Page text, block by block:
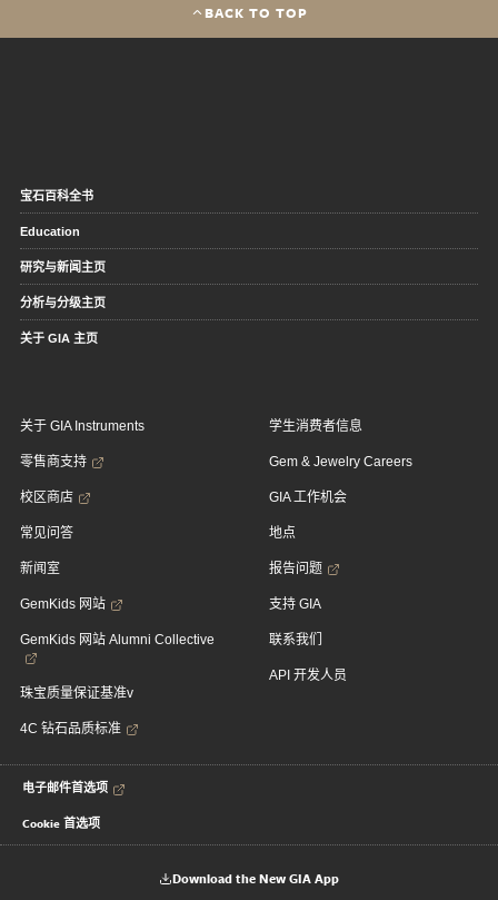
BACK TO TOP
宝石百科全书
Education
研究与新闻主页
分析与分级主页
关于 GIA 主页
关于 GIA Instruments
零售商支持
校区商店
常见问答
新闻室
GemKids 网站
GemKids 网站 Alumni Collective
珠宝质量保证基准v
4C 钻石品质标准
学生消费者信息
Gem & Jewelry Careers
GIA 工作机会
地点
报告问题
支持 GIA
联系我们
API 开发人员
电子邮件首选项
Cookie 首选项
Download the New GIA App